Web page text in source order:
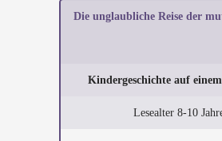
Die unglaubliche Reise der
Kindergeschichte auf
Lesealter 8-10